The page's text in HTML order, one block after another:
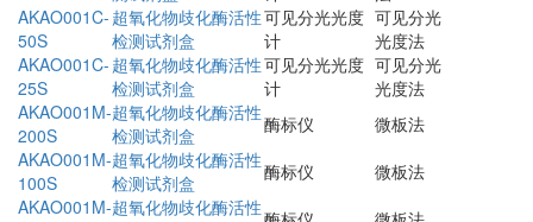
AKAO001C-
50S
超氧化物歧化酶活性
检测试剂盒
可见分光光度
计
可见分光
光度法
AKAO001C-
25S
超氧化物歧化酶活性
检测试剂盒
可见分光光度
计
可见分光
光度法
AKAO001M-
200S
超氧化物歧化酶活性
检测试剂盒
酶标仪
微板法
AKAO001M-
100S
超氧化物歧化酶活性
检测试剂盒
酶标仪
微板法
AKAO001M-超氧化物歧化酶活性